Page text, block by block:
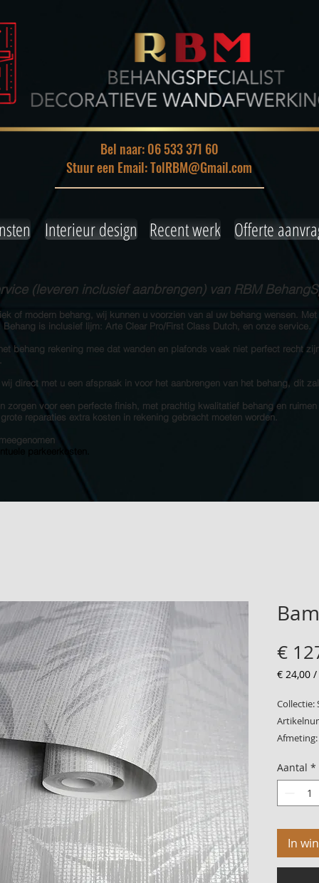
Bel naar: 06 533 371 60
Stuur een Email: TolRBM@Gmail.com
Interieur design Recent werk Offerte
(leveren inclusief aanbrengen) van RBM
of modern behang, wij kunnen u voorzien van al uw behang wensen.
is inclusief lijm: Arte Clear Pro/First Class Dutch, en onze service.
behang rekening mee dat wanden en plafonds vaak niet perfect recht
direct met u een afspraak in voor het aanbrengen van het behang, dit
zorgen voor een perfecte finish, met prachtig kwalitatief behang en
reparaties extra kosten in rekening gebracht moeten worden.
parkeerkosten.
€
€ 24,00 /
per
1
meter
Collectie:
Kwaliteit:
Aantal *
In